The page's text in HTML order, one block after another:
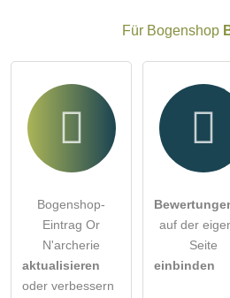
Besucher sichtbar.
Für Bogenshop
Bogenshop-
Eintrag Or
N'archerie
aktualisieren
oder verbessern
auf der
Seite
einbinden